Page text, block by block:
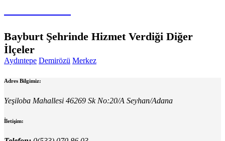
Bayburt Şehrinde Hizmet Verdiği Diğer
İlçeler
Aydıntepe Demirözü Merkez
Adres Bilgimiz:
Yeşiloba Mahallesi 46269 Sk No:20/A Seyhan/Adana
İletişim: